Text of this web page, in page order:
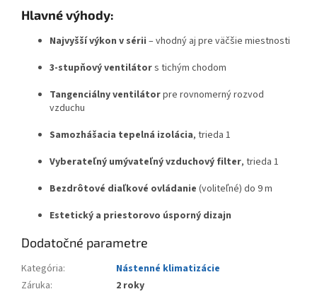
Hlavné výhody:
Najvyšší výkon v sérii – vhodný aj pre väčšie miestnosti
3-stupňový ventilátors tichým chodom
Tangenciálny ventilátorpre rovnomerný rozvod
vzduchu
Samozhášacia tepelná izolácia, trieda 1
Vyberateľný umývateľný vzduchový filter, trieda 1
Bezdrôtové diaľkové ovládanie (voliteľné) do 9 m
Estetický a priestorovo úsporný dizajn
Dodatočné parametre
Kategória:
Nástenné klimatizácie
Záruka:
2 roky